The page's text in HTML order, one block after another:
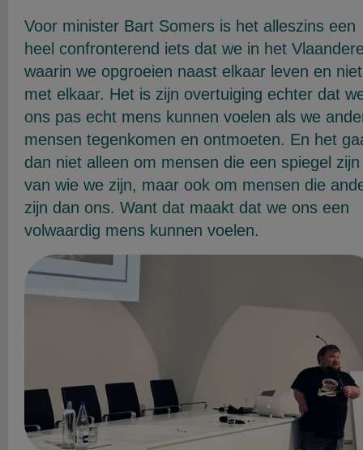
Voor minister Bart Somers is het alleszins een
heel confronterend iets dat we in het
waarin we opgroeien naast elkaar leven en niet
met elkaar. Het is zijn overtuiging echter dat
ons pas echt mens kunnen voelen als we
mensen tegenkomen en ontmoeten. En het
dan niet alleen om mensen die een spiegel zijn
van wie we zijn, maar ook om mensen die
zijn dan ons. Want dat maakt dat we ons een
volwaardig mens kunnen voelen.